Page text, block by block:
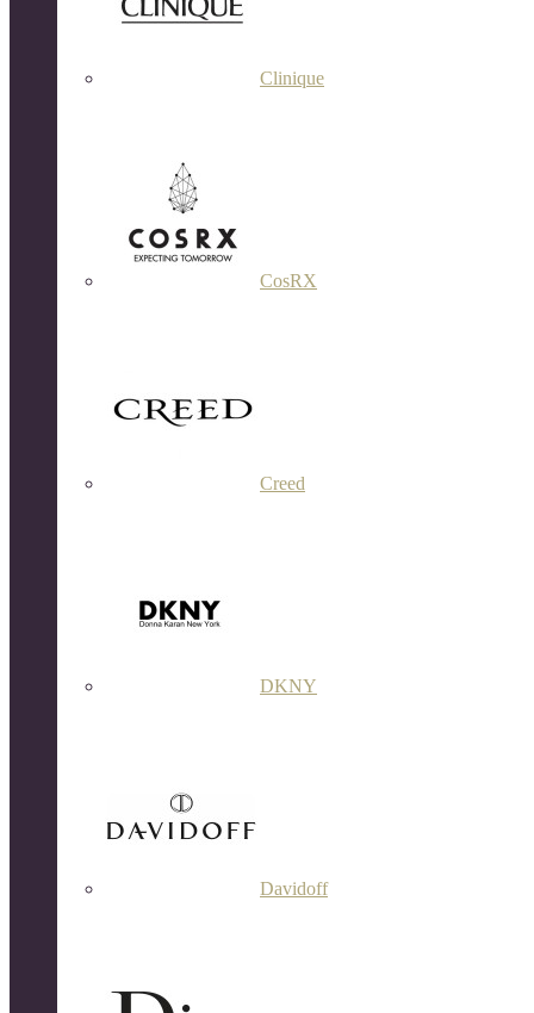
Clinique
CosRX
Creed
DKNY
Davidoff